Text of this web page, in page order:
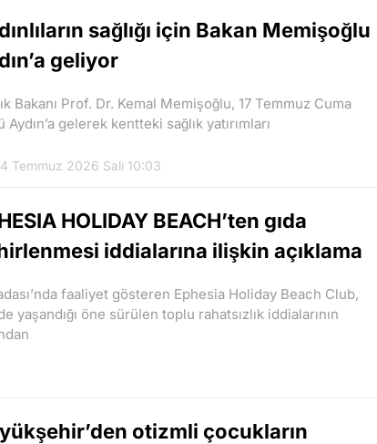
sağlığı için Bakan Memişoğlu
geliyor
Bakanı Prof. Dr. Kemal Memişoğlu, 17 Temmuz Cuma
Aydın’a gelerek kentteki sağlık yatırımları
Temmuz 2026 Salı 10:03
HOLIDAY BEACH’ten gıda
iddialarına ilişkin açıklama
faaliyet gösteren Ephesia Holiday Beach Club,
yaşandığı öne sürülen toplu rahatsızlık iddialarının
otizmli çocukların